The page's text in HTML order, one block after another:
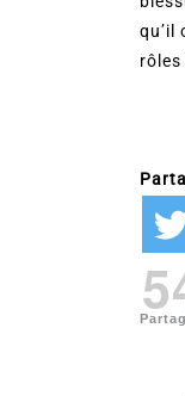
qu’il
rôles